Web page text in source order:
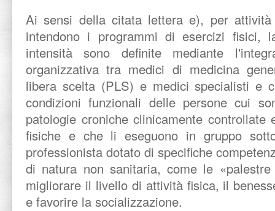
Ai sensi della citata lettera e), per
intendono i programmi di esercizi
intensità sono definite mediante
organizzativa tra medici di medicina
libera scelta (PLS) e medici specialisti e
condizioni funzionali delle persone cui
patologie croniche clinicamente
fisiche e che li eseguono in gruppo
professionista dotato di specifiche
di natura non sanitaria, come le
migliorare il livello di attività fisica, il
e favorire la socializzazione.